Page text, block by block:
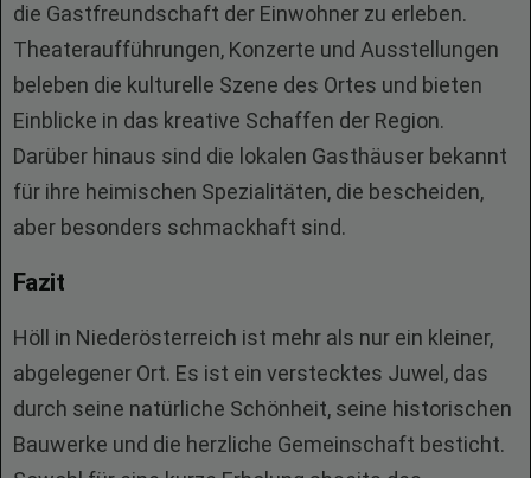
die Gastfreundschaft der Einwohner zu erleben.
Theateraufführungen, Konzerte und Ausstellungen
beleben die kulturelle Szene des Ortes und bieten
Einblicke in das kreative Schaffen der Region.
Darüber hinaus sind die lokalen Gasthäuser bekannt
für ihre heimischen Spezialitäten, die bescheiden,
aber besonders schmackhaft sind.
Fazit
Höll in Niederösterreich ist mehr als nur ein kleiner,
abgelegener Ort. Es ist ein verstecktes Juwel, das
durch seine natürliche Schönheit, seine historischen
Bauwerke und die herzliche Gemeinschaft besticht.